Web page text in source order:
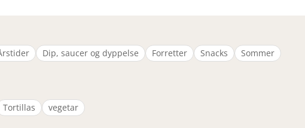
Dip, saucer og dyppelse Forretter Snacks Sommer
Tortillas vegetar